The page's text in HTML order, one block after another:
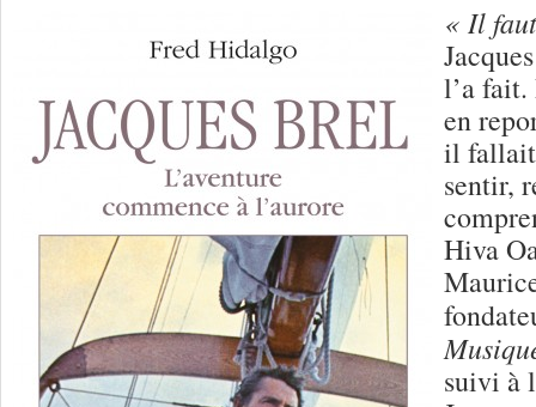
« Il
l’a fait.
en
il fallait
sentir,
Hiva
suivi à